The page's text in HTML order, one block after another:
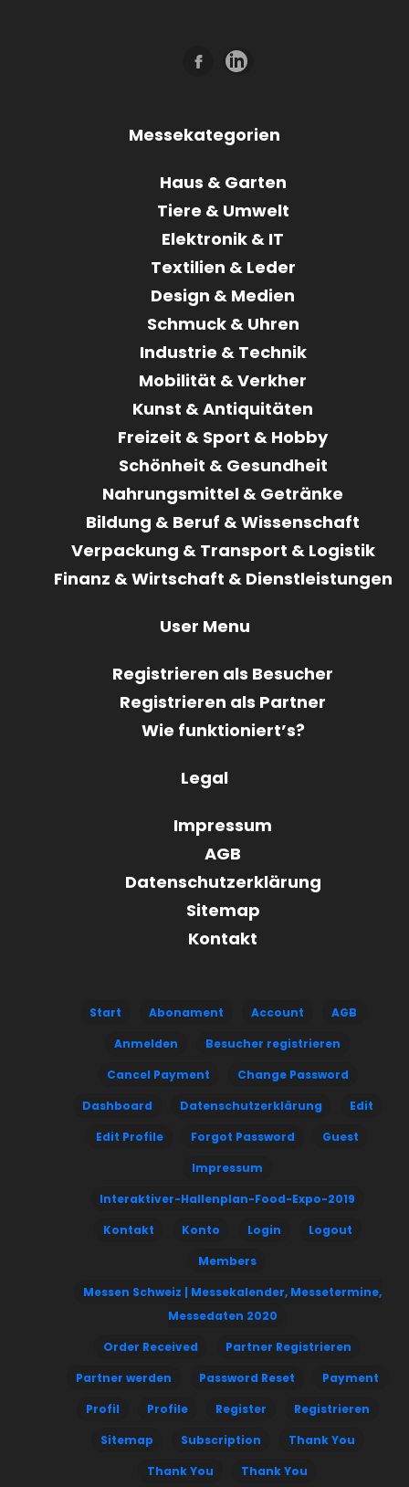
Messekategorien
Haus & Garten
Tiere & Umwelt
Elektronik & IT
Textilien & Leder
Design & Medien
Schmuck & Uhren
Industrie & Technik
Mobilität & Verkher
Kunst & Antiquitäten
Freizeit & Sport & Hobby
Schönheit & Gesundheit
Nahrungsmittel & Getränke
Bildung & Beruf & Wissenschaft
Verpackung & Transport & Logistik
Finanz & Wirtschaft & Dienstleistungen
User Menu
Registrieren als Besucher
Registrieren als Partner
Wie funktioniert’s?
Legal
Impressum
AGB
Datenschutzerklärung
Sitemap
Kontakt
Start Abonament Account
AGB
Anmelden
Besucher registrieren
Cancel Payment
Change Password
Dashboard
Datenschutzerklärung
Edit
Edit Profile
Forgot Password
Guest
Impressum
Interaktiver-Hallenplan-Food-Expo-2019
Kontakt
Konto Login
Logout
Members
Messen Schweiz | Messekalender, Messetermine,
Messedaten 2020
Order Received
Partner Registrieren
Partner werden
Password Reset
Payment
Profil
Profile Register
Registrieren
Sitemap
Subscription
Thank You
Thank You
Thank You